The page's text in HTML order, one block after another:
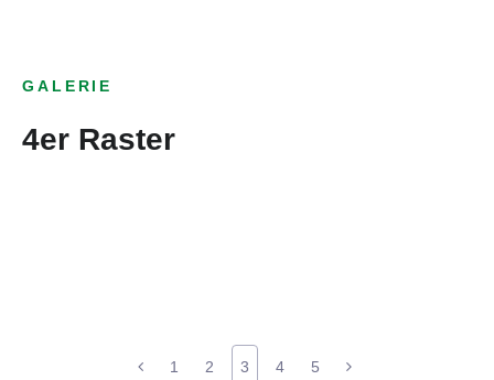
GALERIE
4er Raster
1 2 3 4 5